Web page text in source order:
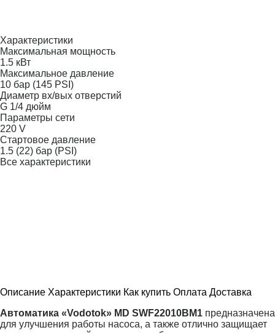
Характеристики
Максимальная мощность
1.5 кВт
Максимальное давление
10 бар (145 PSI)
Диаметр вх/вых отверстий
G 1/4 дюйм
Параметры сети
220 V
Стартовое давление
1.5 (22) бар (PSI)
Все характеристики
Описание Характеристики Как купить Оплата Доставка
Автоматика «Vodotok» MD SWF22010BM1 предназначена
для улучшения работы насоса, а также отлично защищает